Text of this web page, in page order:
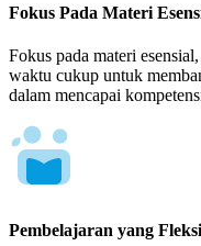
Fokus Pada Materi
Fokus pada materi
waktu cukup untuk
dalam mencapai
Pembelajaran yang